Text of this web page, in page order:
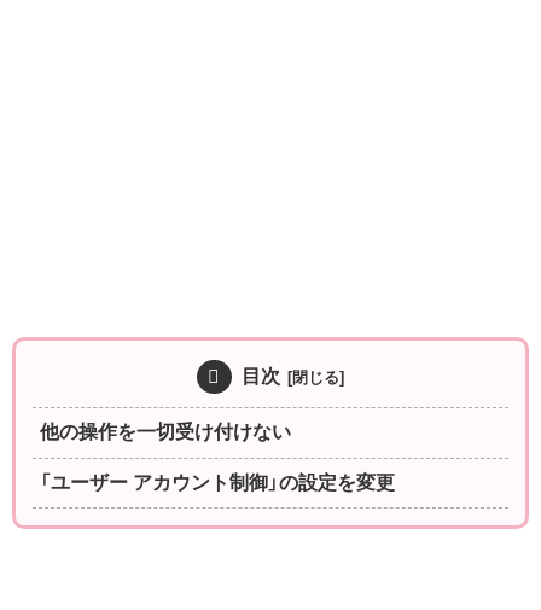
目次
他の操作を一切受け付けない
「ユーザー アカウント制御」の設定を変更